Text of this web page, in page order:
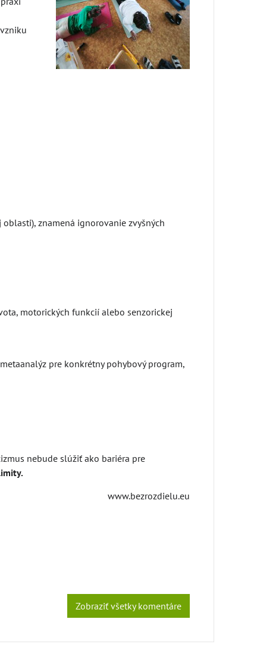
znamená ignorovanie zvyšných
motorických funkcií alebo senzorickej
pre konkrétny pohybový program,
nebude slúžiť ako bariéra pre
www.bezrozdielu.eu
Zobraziť všetky komentáre